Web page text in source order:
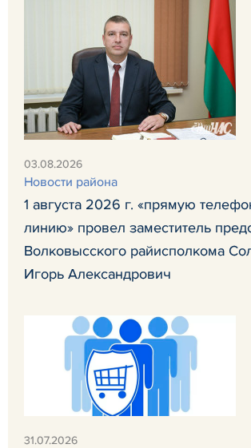
03.08.2026
Новости района
1 августа 2026 г. «прямую
линию» провел заместитель
Волковысского райисполкома
Игорь Александрович
31.07.2026